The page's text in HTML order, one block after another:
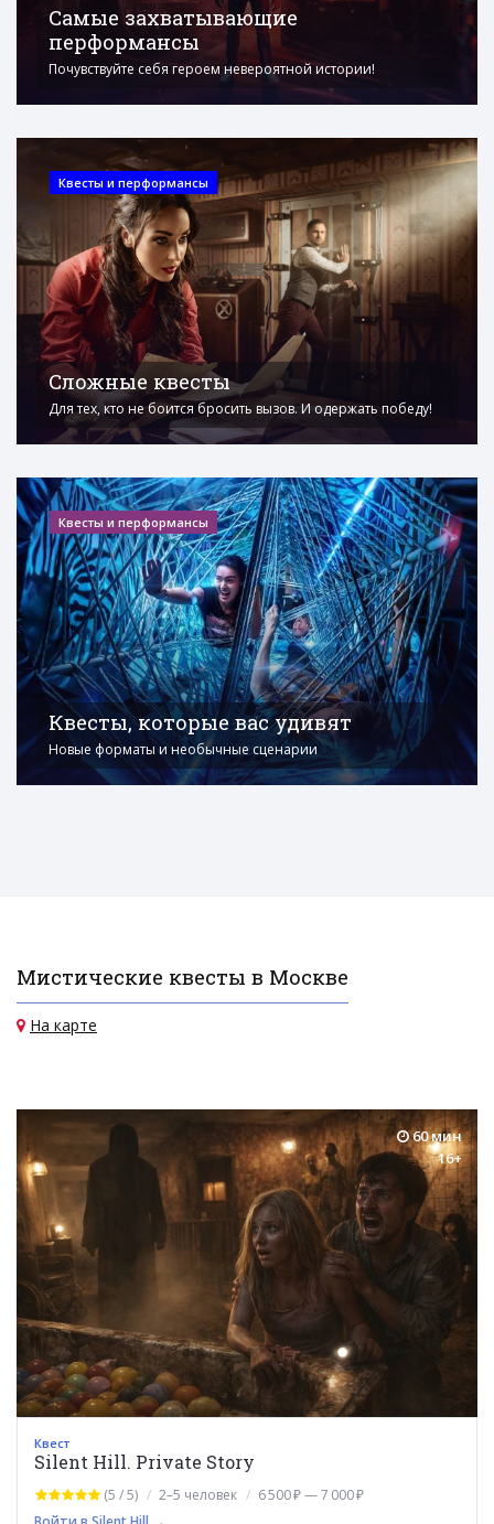
Самые захватывающие
перформансы
Почувствуйте себя героем невероятной истории!
Квесты и перформансы
Сложные квесты
Для тех, кто не боится бросить вызов. И одержать победу!
Квесты и перформансы
Квесты, которые вас удивят
Новые форматы и необычные сценарии
Мистические квесты в Москве
На карте
60 мин
16+
Квест
Silent Hill. Private Story
(5 / 5) 2–5 человек
6 500 ₽ — 7 000 ₽